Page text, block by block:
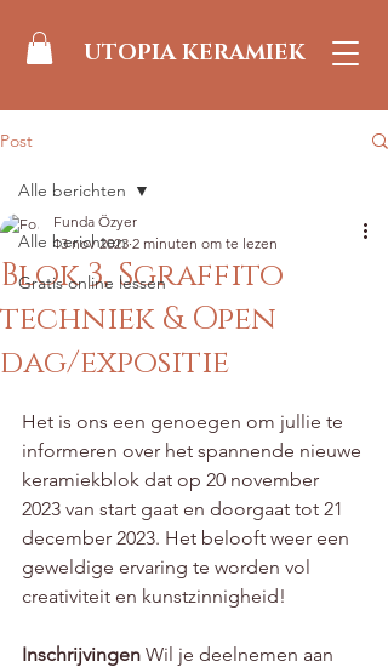
UTOPIA KERAMIEK
Post
Alle berichten
Gratis online lessen
Alle berichten
Blok 3, Sgraffito
techniek & Open
dag/expositie
Funda Özyer
13 nov 2023 2 minuten om te lezen
Het is ons een genoegen om jullie te
informeren over het spannende nieuwe
keramiekblok dat op 20 november
2023 van start gaat en doorgaat tot 21
december 2023. Het belooft weer een
geweldige ervaring te worden vol
creativiteit en kunstzinnigheid!
Inschrijvingen Wil je deelnemen aan